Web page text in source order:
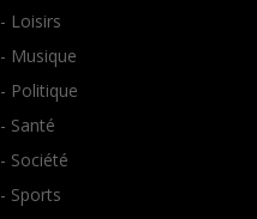
- Loisirs
- Musique
- Politique
- Santé
- Société
- Sports